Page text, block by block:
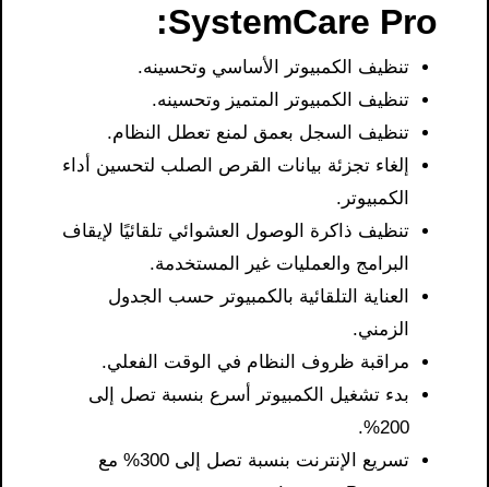
SystemCare Pro:
تنظيف الكمبيوتر الأساسي وتحسينه.
تنظيف الكمبيوتر المتميز وتحسينه.
تنظيف السجل بعمق لمنع تعطل النظام.
إلغاء تجزئة بيانات القرص الصلب لتحسين أداء
الكمبيوتر.
تنظيف ذاكرة الوصول العشوائي تلقائيًا لإيقاف
البرامج والعمليات غير المستخدمة.
العناية التلقائية بالكمبيوتر حسب الجدول
الزمني.
مراقبة ظروف النظام في الوقت الفعلي.
بدء تشغيل الكمبيوتر أسرع بنسبة تصل إلى
200%.
تسريع الإنترنت بنسبة تصل إلى 300% مع